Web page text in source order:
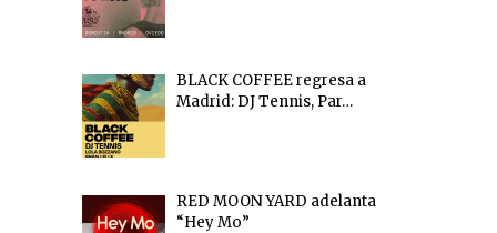
BLACK COFFEE regresa a
Madrid: DJ Tennis, Par…
RED MOON YARD adelanta
“Hey Mo”